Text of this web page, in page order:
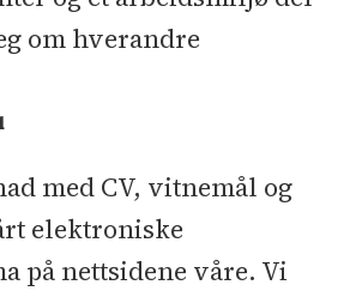
om hverandre
med CV, vitnemål og
elektroniske
på nettsidene våre. Vi